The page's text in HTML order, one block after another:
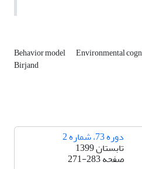
Behavior model Environmental
Birjand
دوره 73، شماره 2
تابستان 1399
صفحه271-283